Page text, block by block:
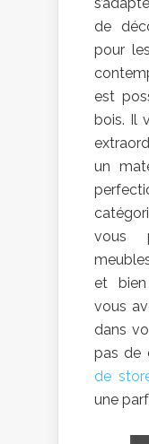
de
pour
est
bois. Il
un
vous
et bien
vous
dans
pas de
de
une